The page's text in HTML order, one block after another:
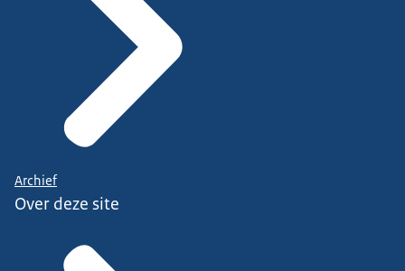
Archief
Over deze site